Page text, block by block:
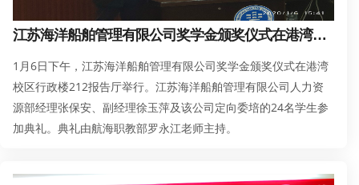
江苏海洋船舶管理有限公司奖学金颁奖仪式在港湾校区举行
1月6日下午，江苏海洋船舶管理有限公司奖学金颁奖仪式在港湾
校区行政楼212报告厅举行。江苏海洋船舶管理有限公司人力资
源部经理张保安、副经理徐玉萍及该公司定向委培的24名学生参
加典礼。典礼由航海职教部罗永江老师主持。